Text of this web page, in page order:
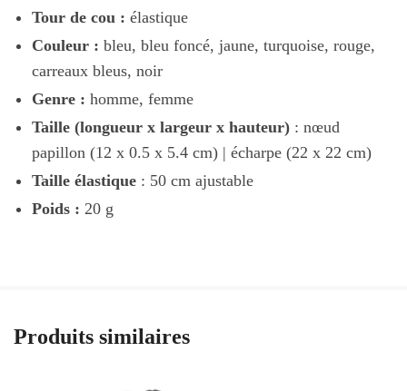
Tour de cou : élastique
Couleur : bleu, bleu foncé, jaune, turquoise, rouge,
carreaux bleus, noir
Genre : homme, femme
Taille (longueur x largeur x hauteur) : nœud
papillon (12 x 0.5 x 5.4 cm) | écharpe (22 x 22 cm)
Taille élastique : 50 cm ajustable
Poids : 20 g
Produits similaires